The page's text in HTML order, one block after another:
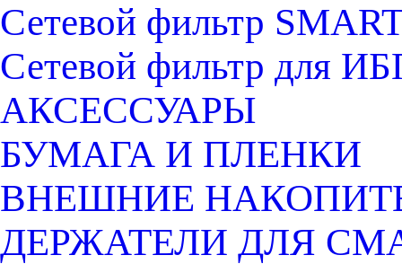
Сетевой фильтр
Сетевой фильтр для
АКСЕССУАРЫ
БУМАГА И ПЛЕНКИ
ВНЕШНИЕ
ДЕРЖАТЕЛИ ДЛЯ